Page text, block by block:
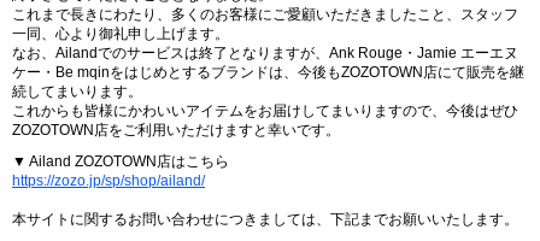
これまで長きにわたり、多くのお客様にご愛顧いただきましたこと、スタッフ
一同、心より御礼申し上げます。
なお、Ailandでのサービスは終了となりますが、Ank Rouge・Jamie エーエヌ
ケー・Be mqinをはじめとするブランドは、今後もZOZOTOWN店にて販売を継
続してまいります。
これからも皆様にかわいいアイテムをお届けしてまいりますので、今後はぜひ
ZOZOTOWN店をご利用いただけますと幸いです。
▼ Ailand ZOZOTOWN店はこちら
https://zozo.jp/sp/shop/ailand/
本サイトに関するお問い合わせにつきましては、下記までお願いいたします。